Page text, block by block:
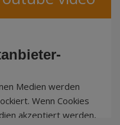
Medien werden
Wenn Cookies
akzeptiert werden,